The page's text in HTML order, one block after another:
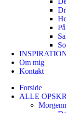
Om mig
Kontakt
Forside
ALLE